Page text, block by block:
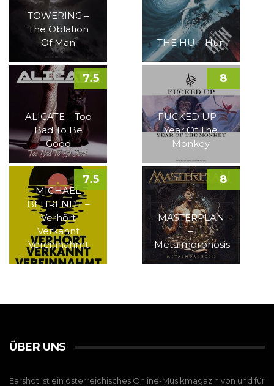
TOWERING –
The Oblation
Of Man
THE HU – Hun
ALICATE – Too
Bad To Be
Good
7.5
FUCKED UP –
Year Of The
Monkey
8
MICHAEL
BEHRENDT –
Verhört
Verkannt
Vereinnahmt
7.5
MASTERPLAN
–
Metalmorphosis
8
ÜBER UNS
Earshot ist ein österreichisches Online-Musikmagazin von und für